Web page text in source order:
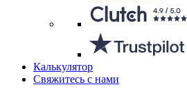
Калькулятор
Свяжитесь с нами